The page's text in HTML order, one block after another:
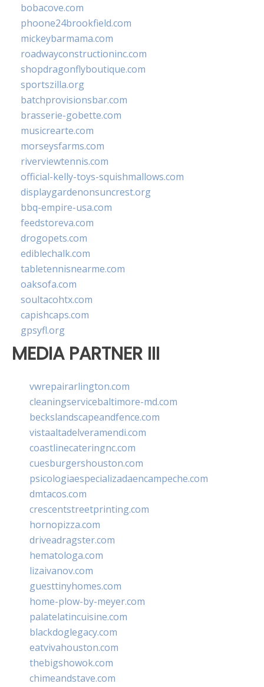
bobacove.com
phoone24brookfield.com
mickeybarmama.com
roadwayconstructioninc.com
shopdragonflyboutique.com
sportszilla.org
batchprovisionsbar.com
brasserie-gobette.com
musicrearte.com
morseysfarms.com
riverviewtennis.com
official-kelly-toys-squishmallows.com
displaygardenonsuncrest.org
bbq-empire-usa.com
feedstoreva.com
drogopets.com
ediblechalk.com
tabletennisnearme.com
oaksofa.com
soultacohtx.com
capishcaps.com
gpsyfl.org
MEDIA PARTNER III
vwrepairarlington.com
cleaningservicebaltimore-md.com
beckslandscapeandfence.com
vistaaltadelveramendi.com
coastlinecateringnc.com
cuesburgershouston.com
psicologiaespecializadaencampeche.com
dmtacos.com
crescentstreetprinting.com
hornopizza.com
driveadragster.com
hematologa.com
lizaivanov.com
guesttinyhomes.com
home-plow-by-meyer.com
palatelatincuisine.com
blackdoglegacy.com
eatvivahouston.com
thebigshowok.com
chimeandstave.com